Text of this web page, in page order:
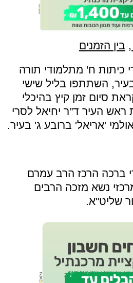
, בין הזמנים
ח' מתלמודי תורה
השתתפו בליל שישי
סיום זמן קיץ בהיכלי
ראש העיר ד"ר יחיאל לסרי
'אריאל' ברובע ג' בעיר.
ברכה הרכז הרב עמרם
נשא מזכה הרבים
שליט"א.